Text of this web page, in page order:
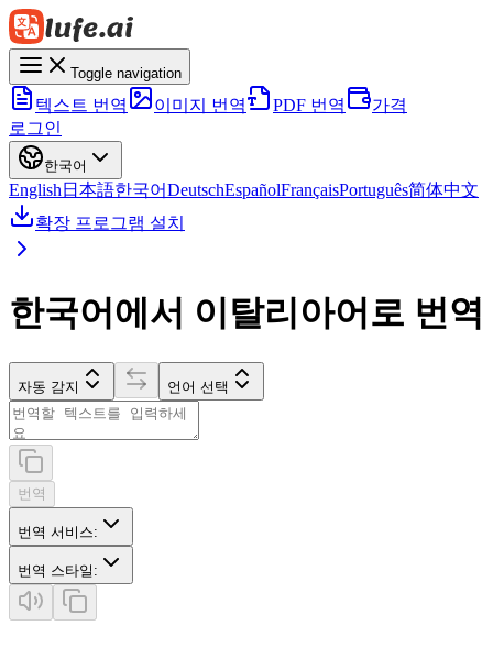
Toggle navigation
텍스트 번역 이미지 번역 PDF 번역
가격
로그인
한국어
English 日本語한국어DeutschEspañolFrançaisPortuguês简体中文
확장 프로그램 설치
한국어에서 이탈리아어로 번역
자동 감지 언어 선택
번역
번역 서비스:
번역 스타일 :